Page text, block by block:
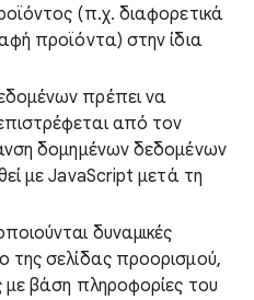
(π.χ. διαφορετικά
προϊόντα) στην ίδια
πρέπει να
από τον
δομημένων δεδομένων
με JavaScript μετά τη
δυναμικές
της σελίδας προορισμού,
βάση πληροφορίες του